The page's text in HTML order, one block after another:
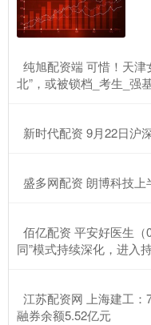
纯旭配资端 可惜！天津
北”，或被锁档_考生_强
新时代配资 9月22日沪
盛多网配资 朗博科技上
佰亿配资 平安好医生（
同”模式持续深化，进入
江苏配资网 上海建工：
融券余额5.52亿元